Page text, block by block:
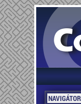
NAVIGÁTOR